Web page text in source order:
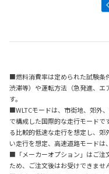
■燃料消費率は定められた試験条
渋滞等）や運転方法（急発進、エ
す。
■WLTCモードは、市街地、郊外
で構成した国際的な走行モード
る比較的低速な走行を想定し、
い走行を想定、高速道路モードは
■「メーカーオプション」はご注
ため、ご注文後はお受けできませ